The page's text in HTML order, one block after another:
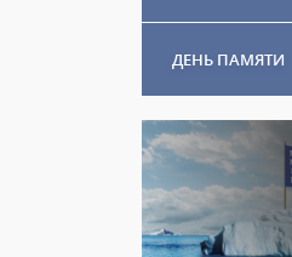
ДЕНЬ ПАМЯТИ